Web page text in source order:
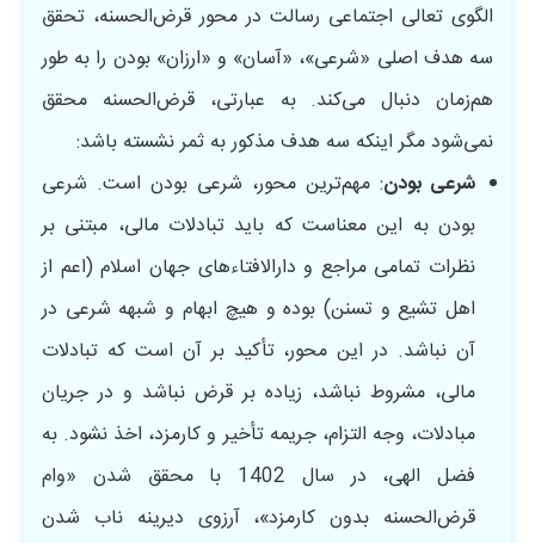
الگوی تعالی اجتماعی رسالت در محور قرض‌الحسنه، تحقق
سه هدف اصلی «شرعی»، «آسان» و «ارزان» بودن را به طور
هم‌زمان دنبال می‌کند. به عبارتی، قرض‌الحسنه محقق
نمی‌شود مگر اینکه سه هدف مذکور به ثمر نشسته باشد:
شرعی بودن: مهم‌ترین محور، شرعی بودن است. شرعی
بودن به این معناست که باید تبادلات مالی، مبتنی بر
نظرات تمامی ‌مراجع و دارالافتاءهای جهان اسلام (اعم از
اهل تشیع و تسنن) بوده و هیچ ابهام و شبهه شرعی در
آن نباشد. در این محور، تأکید بر آن است که تبادلات
مالی، مشروط نباشد، زیاده بر قرض نباشد و در جریان
مبادلات، وجه التزام، جریمه تأخیر و کارمزد، اخذ نشود. به
فضل الهی، در سال 1402 با محقق شدن «وام
قرض‌الحسنه بدون کارمزد»، آرزوی دیرینه ناب شدن